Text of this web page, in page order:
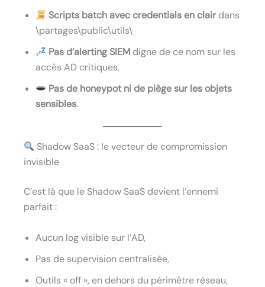
Scripts batch avec credentials en clair dans
\partages\public\utils\
Pas d’alerting SIEM digne de ce nom sur les
accès AD critiques,
Pas de honeypot ni de piège sur les objets
sensibles.
Shadow SaaS : le vecteur de compromission
invisible
C’est là que le Shadow SaaS devient l’ennemi
parfait :
Aucun log visible sur l’AD,
Pas de supervision centralisée,
Outils « off », en dehors du périmètre réseau,